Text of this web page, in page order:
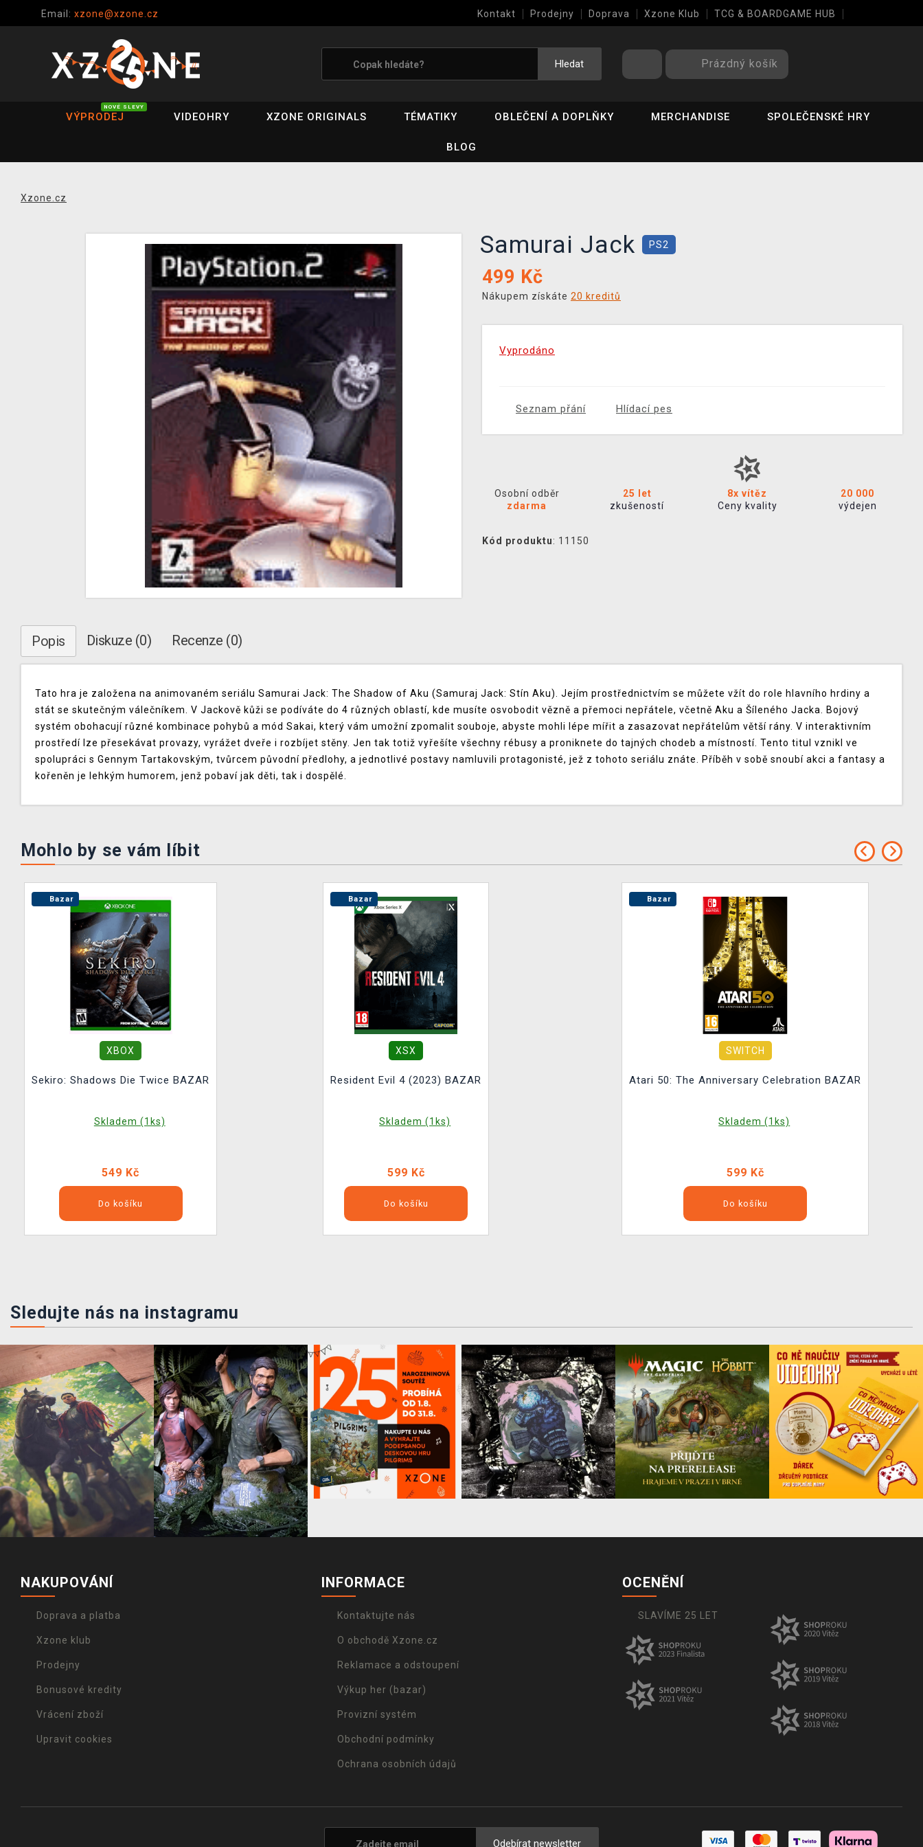
Email: xzone@xzone.cz Kontakt Prodejny Doprava Xzone Klub TCG & BOARDGAME HUB
Hledat Prázdný košík
VÝPRODEJ
NOVÉ SLEVY
VIDEOHRY XZONE ORIGINALS TÉMATIKY OBLEČENÍ A DOPLŇKY MERCHANDISE SPOLEČENSKÉ HRY
BLOG
Xzone.cz
Samurai Jack PS2
499 Kč
Nákupem získáte 20 kreditů
Vyprodáno
Seznam přání Hlídací pes
Osobní odběr
zdarma
25 let
zkušeností
8x vítěz
Ceny kvality
20 000
výdejen
Kód produktu: 11150
Popis Diskuze (0) Recenze (0)
Tato hra je založena na animovaném seriálu Samurai Jack: The Shadow of Aku (Samuraj Jack: Stín Aku). Jejím prostřednictvím se můžete vžít do role hlavního hrdiny a
stát se skutečným válečníkem. V Jackově kůži se podíváte do 4 různých oblastí, kde musíte osvobodit vězně a přemoci nepřátele, včetně Aku a Šíleného Jacka. Bojový
systém obohacují různé kombinace pohybů a mód Sakai, který vám umožní zpomalit souboje, abyste mohli lépe mířit a zasazovat nepřátelům větší rány. V interaktivním
prostředí lze přesekávat provazy, vyrážet dveře i rozbíjet stěny. Jen tak totiž vyřešíte všechny rébusy a proniknete do tajných chodeb a místností. Tento titul vznikl ve
spolupráci s Gennym Tartakovským, tvůrcem původní předlohy, a jednotlivé postavy namluvili protagonisté, jež z tohoto seriálu znáte. Příběh v sobě snoubí akci a fantasy a
kořeněn je lehkým humorem, jenž pobaví jak děti, tak i dospělé.
Mohlo by se vám líbit
Bazar
XBOX
Sekiro: Shadows Die Twice BAZAR
Skladem (1ks)
549 Kč
Do košíku
Bazar
XSX
Resident Evil 4 (2023) BAZAR
Skladem (1ks)
599 Kč
Do košíku
Bazar
SWITCH
Atari 50: The Anniversary Celebration BAZAR
Skladem (1ks)
599 Kč
Do košíku
Sledujte nás na instagramu
NAKUPOVÁNÍ
Doprava a platba
Xzone klub
Prodejny
Bonusové kredity
Vrácení zboží
Upravit cookies
INFORMACE
Kontaktujte nás
O obchodě Xzone.cz
Reklamace a odstoupení
Výkup her (bazar)
Provizní systém
Obchodní podmínky
Ochrana osobních údajů
OCENĚNÍ
SLAVÍME 25 LET
Odebírat newsletter